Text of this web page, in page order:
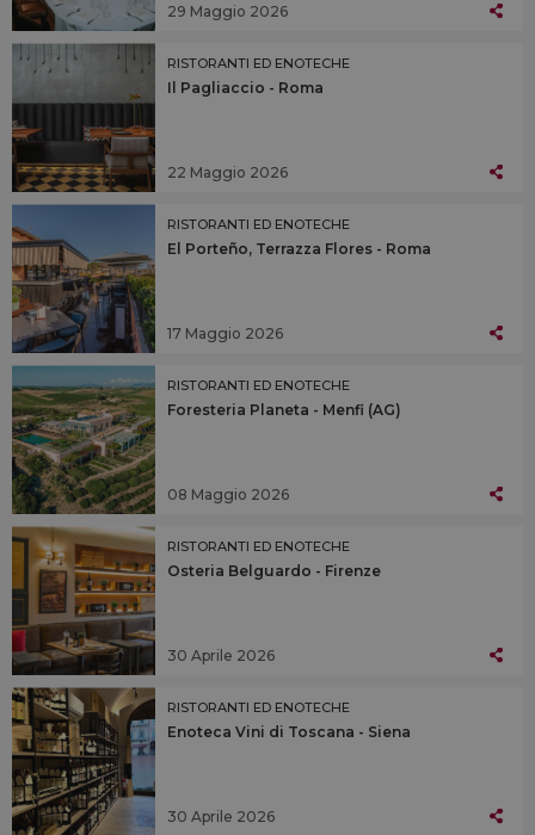
29 Maggio 2026
RISTORANTI ED ENOTECHE
Il Pagliaccio - Roma
22 Maggio 2026
RISTORANTI ED ENOTECHE
El Porteño, Terrazza Flores - Roma
17 Maggio 2026
RISTORANTI ED ENOTECHE
Foresteria Planeta - Menfi (AG)
08 Maggio 2026
RISTORANTI ED ENOTECHE
Osteria Belguardo - Firenze
30 Aprile 2026
RISTORANTI ED ENOTECHE
Enoteca Vini di Toscana - Siena
30 Aprile 2026